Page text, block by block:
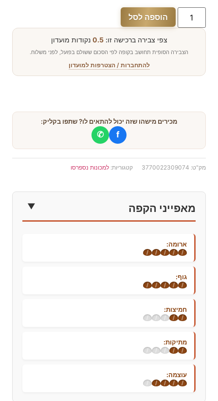
הוספה לסל
צפי צבירה ברכישה זו:0.5 נקודות מועדון
הצבירה הסופית תחושב בקופה לפי הסכום ששולם בפועל, לפני משלוח.
להתחברות / הצטרפות למועדון
מכירים מישהו שזה יכול להתאים לו? שתפו בקליק:
f
✆
מק"ט: 3770022309074 קטגוריות: למכונות נספרסו
מאפייני הקפה
ארומה:
גוף:
חמיצות:
מתיקות:
עוצמה: